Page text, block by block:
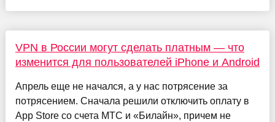
VPN в России могут сделать платным — что
изменится для пользователей iPhone и Android
Апрель еще не начался, а у нас потрясение за
потрясением. Сначала решили отключить оплату в
App Store со счета МТС и «Билайн», причем не